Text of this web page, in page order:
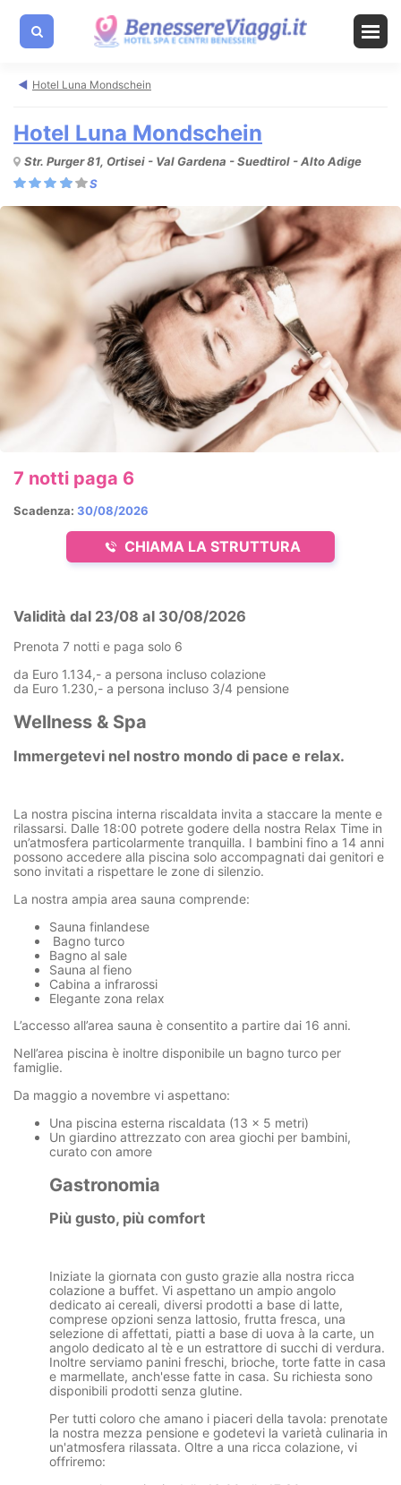
Hotel Luna Mondschein
Hotel Luna Mondschein
Str. Purger 81, Ortisei - Val Gardena - Suedtirol - Alto Adige
CHIAMA LA STRUTTURA
Scadenza: 30/08/2026
7 notti paga 6
Validità dal 23/08 al 30/08/2026
Prenota 7 notti e paga solo 6
da Euro 1.134,- a persona incluso colazione
da Euro 1.230,- a persona incluso 3/4 pensione
Wellness & Spa
Immergetevi nel nostro mondo di pace e relax.
La nostra piscina interna riscaldata invita a staccare la mente e
rilassarsi. Dalle 18:00 potrete godere della nostra Relax Time in
un’atmosfera particolarmente tranquilla. I bambini fino a 14 anni
possono accedere alla piscina solo accompagnati dai genitori e
sono invitati a rispettare le zone di silenzio.
La nostra ampia area sauna comprende:
Sauna finlandese
Bagno turco
Bagno al sale
Sauna al fieno
Cabina a infrarossi
Elegante zona relax
L’accesso all’area sauna è consentito a partire dai 16 anni.
Nell’area piscina è inoltre disponibile un bagno turco per
famiglie.
Da maggio a novembre vi aspettano:
Una piscina esterna riscaldata (13 × 5 metri)
Un giardino attrezzato con area giochi per bambini,
curato con amore
Gastronomia
Più gusto, più comfort
Iniziate la giornata con gusto grazie alla nostra ricca
colazione a buffet. Vi aspettano un ampio angolo
dedicato ai cereali, diversi prodotti a base di latte,
comprese opzioni senza lattosio, frutta fresca, una
selezione di affettati, piatti a base di uova à la carte, un
angolo dedicato al tè e un estrattore di succhi di verdura.
Inoltre serviamo panini freschi, brioche, torte fatte in casa
e marmellate, anch'esse fatte in casa. Su richiesta sono
disponibili prodotti senza glutine.
Per tutti coloro che amano i piaceri della tavola: prenotate
la nostra mezza pensione e godetevi la varietà culinaria in
un'atmosfera rilassata. Oltre a una ricca colazione, vi
offriremo: